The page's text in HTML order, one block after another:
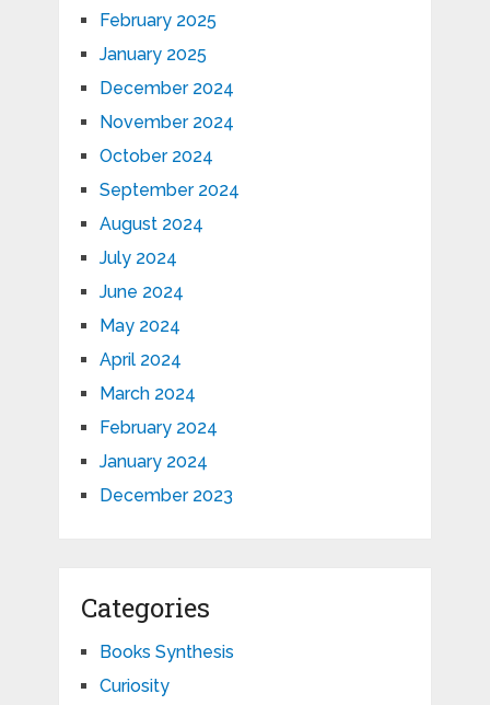
February 2025
January 2025
December 2024
November 2024
October 2024
September 2024
August 2024
July 2024
June 2024
May 2024
April 2024
March 2024
February 2024
January 2024
December 2023
Categories
Books Synthesis
Curiosity